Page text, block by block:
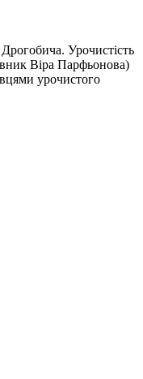
Урочистість
Віра Парфьонова)
урочистого